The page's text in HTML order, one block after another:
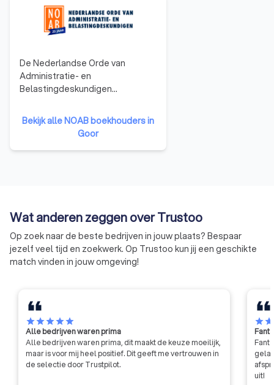
De Nederlandse Orde van
Administratie- en
Belastingdeskundigen
bedrijven en ondernemers,
ondersteunt
administratiekantoren en
belastingadviseurs, en zorgt
gespecialiseerd is in
administratieve en fiscale
dienstverlening voor mkb-
ondernemers. Ze hebben vaak
praktische ervaring binnen de
onderneming. NOAB-leden
hebben klantgerichtheid hoog in
het vaandel hebben staan.
Bekijk alle NOAB boekhouders in
Goor
Wat anderen zeggen over Trustoo
Op zoek naar de beste bedrijven in jouw plaats? Bespaar
jezelf veel tijd en zoekwerk. Op Trustoo kun jij een geschikte
match vinden in jouw omgeving!
starstarstarstarstar
Alle bedrijven waren prima
Alle bedrijven waren prima, dit maakt de keuze moeilijk,
maar is voor mij heel positief. Dit geeft me vertrouwen in
de selectie door Trustpilot.
starstar
uit!